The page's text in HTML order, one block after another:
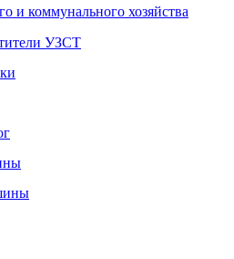
и коммунального хозяйства
УЗСТ